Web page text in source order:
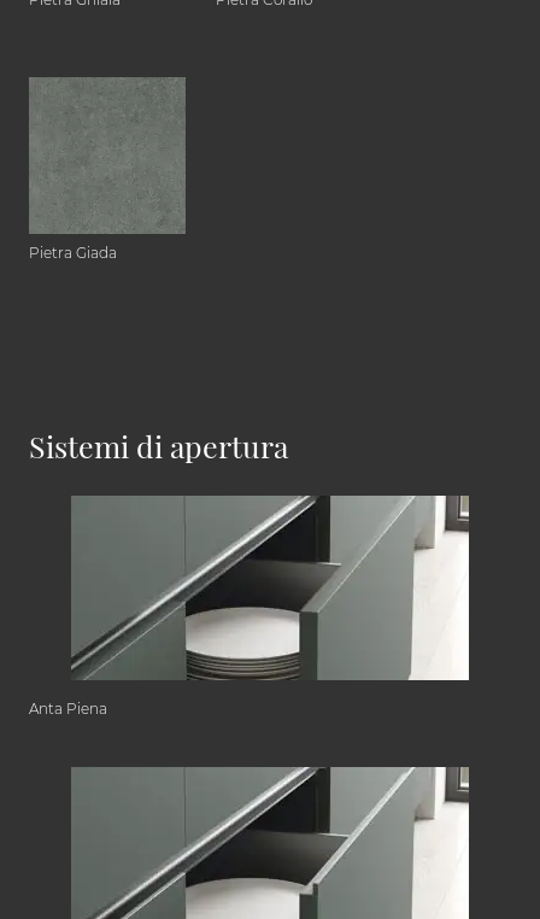
Pietra Giada
Sistemi di apertura
Anta Piena